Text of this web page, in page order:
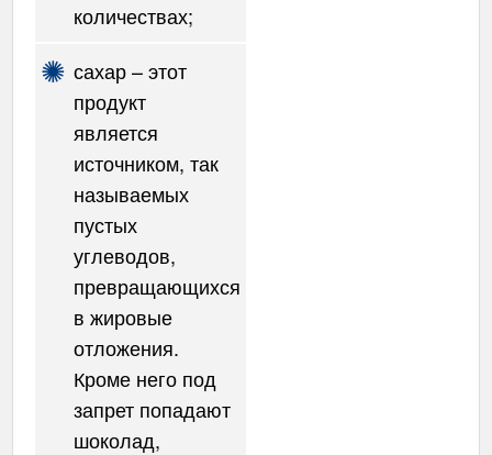
количествах;
сахар – этот
продукт
является
источником, так
называемых
пустых
углеводов,
превращающихся
в жировые
отложения.
Кроме него под
запрет попадают
шоколад,